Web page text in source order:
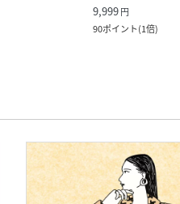
9,999円
90ポイント(1倍)